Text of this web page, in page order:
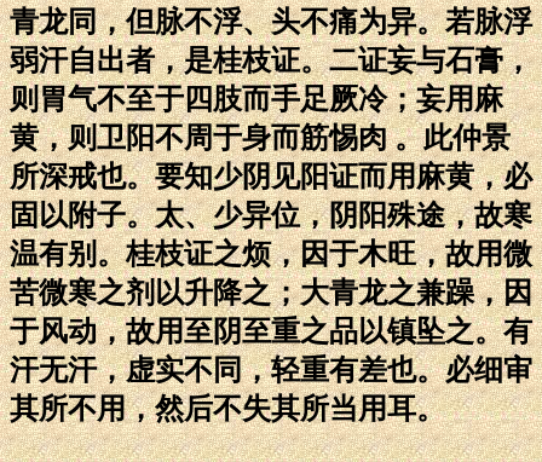
青龙同，但脉不浮、头不痛为异。若脉浮
弱汗自出者，是桂枝证。二证妄与石膏，
则胃气不至于四肢而手足厥冷；妄用麻
黄，则卫阳不周于身而筋惕肉 。此仲景
所深戒也。要知少阴见阳证而用麻黄，必
固以附子。太、少异位，阴阳殊途，故寒
温有别。桂枝证之烦，因于木旺，故用微
苦微寒之剂以升降之；大青龙之兼躁，因
于风动，故用至阴至重之品以镇坠之。有
汗无汗，虚实不同，轻重有差也。必细审
其所不用，然后不失其所当用耳。